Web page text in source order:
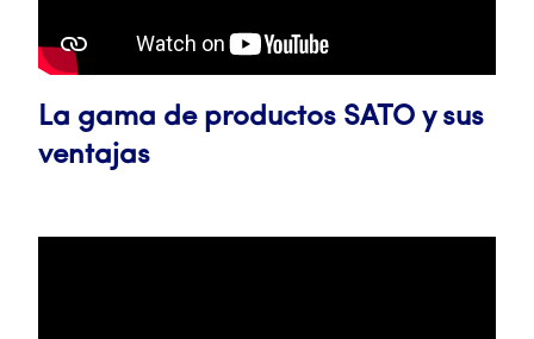
La gama de productos SATO y sus
ventajas